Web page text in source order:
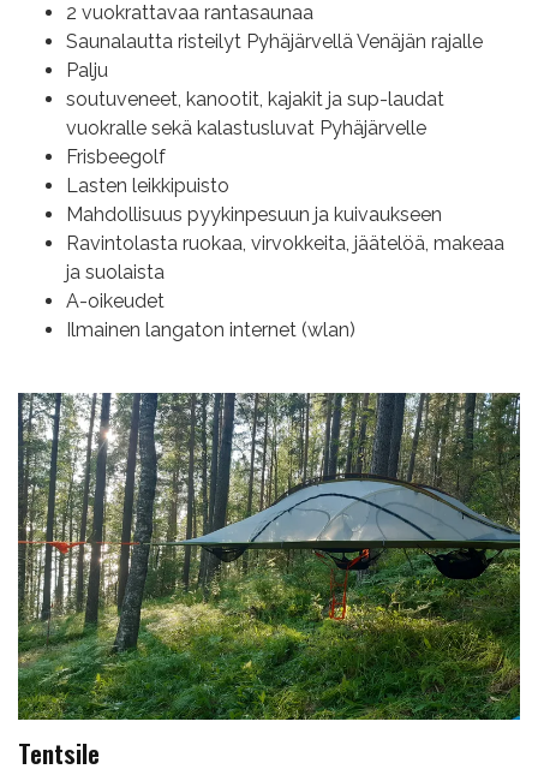
2 vuokrattavaa rantasaunaa
Saunalautta risteilyt Pyhäjärvellä Venäjän rajalle
Palju
soutuveneet, kanootit, kajakit ja sup-laudat
vuokralle sekä kalastusluvat Pyhäjärvelle
Frisbeegolf
Lasten leikkipuisto
Mahdollisuus pyykinpesuun ja kuivaukseen
Ravintolasta ruokaa, virvokkeita, jäätelöä, makeaa
ja suolaista
A-oikeudet
Ilmainen langaton internet (wlan)
Tentsile